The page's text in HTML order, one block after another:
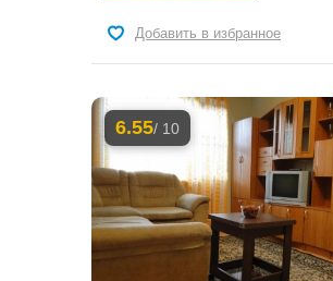
Добавить в избранное
6.55/ 10